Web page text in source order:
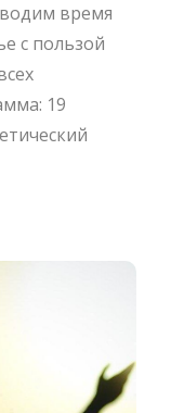
время
с пользой
19